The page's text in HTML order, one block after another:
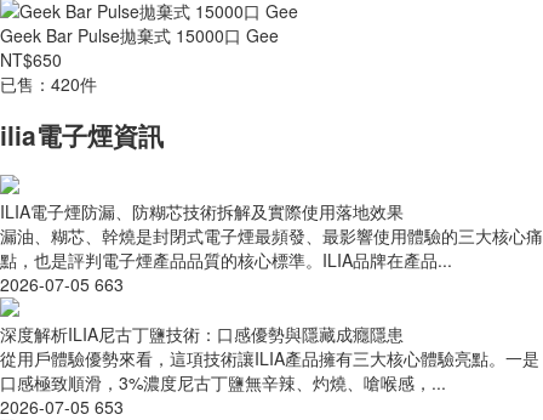
Geek Bar Pulse拋棄式 15000口 Gee
NT$650
已售：420件
ilia電子煙資訊
ILIA電子煙防漏、防糊芯技術拆解及實際使用落地效果
漏油、糊芯、幹燒是封閉式電子煙最頻發、最影響使用體驗的三大核心痛
點，也是評判電子煙產品品質的核心標準。ILIA品牌在產品...
2026-07-05 663
深度解析ILIA尼古丁鹽技術：口感優勢與隱藏成癮隱患
從用戶體驗優勢來看，這項技術讓ILIA產品擁有三大核心體驗亮點。一是
口感極致順滑，3%濃度尼古丁鹽無辛辣、灼燒、嗆喉感，...
2026-07-05 653